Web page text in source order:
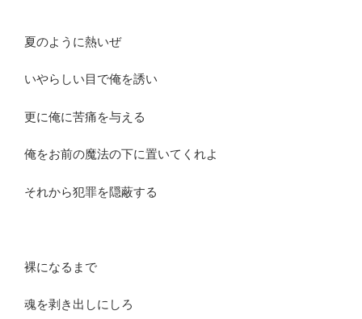
夏のように熱いぜ
いやらしい目で俺を誘い
更に俺に苦痛を与える
俺をお前の魔法の下に置いてくれよ
それから犯罪を隠蔽する
裸になるまで
魂を剥き出しにしろ